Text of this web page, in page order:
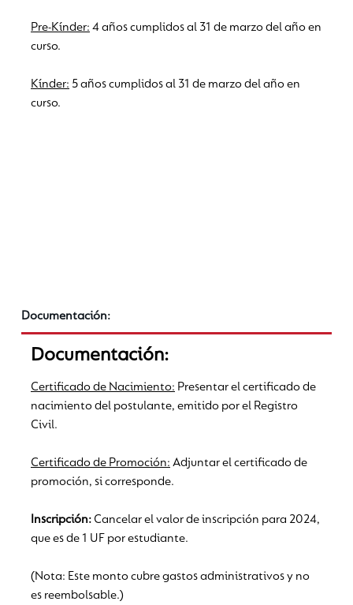
Pre-Kínder: 4 años cumplidos al 31 de marzo del año en
curso.
Kínder: 5 años cumplidos al 31 de marzo del año en
curso.
Documentación:
Documentación:
Certificado de Nacimiento: Presentar el certificado de
nacimiento del postulante, emitido por el Registro
Civil.
Certificado de Promoción: Adjuntar el certificado de
promoción, si corresponde.
Inscripción: Cancelar el valor de inscripción para 2024,
que es de 1 UF por estudiante.
(Nota: Este monto cubre gastos administrativos y no
es reembolsable.)